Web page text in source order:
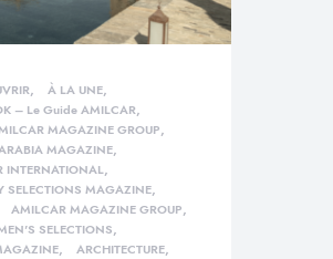
À LA UNE
– Le Guide AMILCAR
MAGAZINE GROUP
MAGAZINE
INTERNATIONAL
SELECTIONS MAGAZINE
AMILCAR MAGAZINE GROUP
SELECTIONS
ARCHITECTURE